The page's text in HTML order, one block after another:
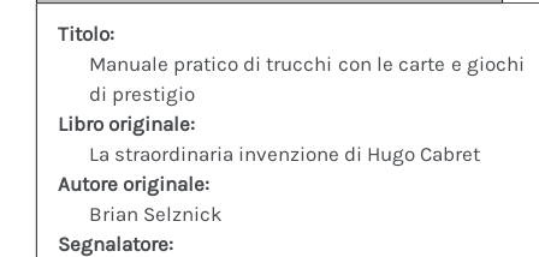
Titolo:
Manuale pratico di trucchi con le carte e giochi
di prestigio
Libro originale:
La straordinaria invenzione di Hugo Cabret
Autore originale:
Brian Selznick
Segnalatore: